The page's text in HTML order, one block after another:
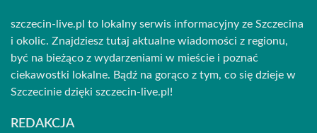
szczecin-live.pl to lokalny serwis informacyjny ze Szczecina
i okolic. Znajdziesz tutaj aktualne wiadomości z regionu,
być na bieżąco z wydarzeniami w mieście i poznać
ciekawostki lokalne. Bądź na gorąco z tym, co się dzieje w
Szczecinie dzięki szczecin-live.pl!
REDAKCJA